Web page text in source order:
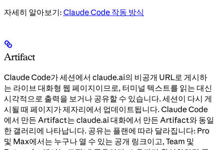
자세히 알아보기: Claude Code 작동 방식
Artifact
Claude Code가 세션에서 claude.ai의 비공개 URL로 게시하
는 라이브 대화형 웹 페이지이므로, 터미널 텍스트를 읽는 대신
시각적으로 출력을 보거나 공유할 수 있습니다. 세션이 다시 게
시될 때 페이지가 제자리에서 업데이트됩니다. Claude Code
에서 만든 Artifact는 claude.ai 대화에서 만든 Artifact와 동일
한 갤러리에 나타납니다. 공유는 플랜에 따라 달라집니다: Pro
및 Max에서는 누구나 열 수 있는 공개 링크이고, Team 및